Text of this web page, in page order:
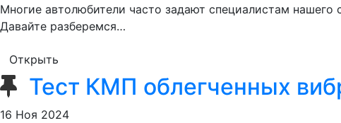
Многие автолюбители часто задают специалистам
Давайте разберемся…
Открыть
Тест КМП облегченных
16 Ноя 2024